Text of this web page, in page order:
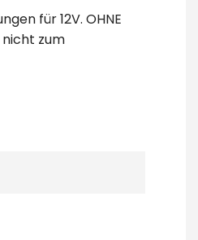
für 12V. OHNE
nicht zum